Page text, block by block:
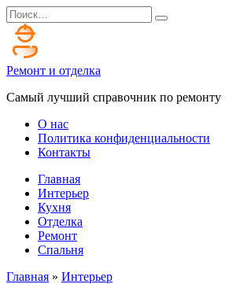
Перейти
к
содержанию
Search
for:
Ремонт и отделка
Самый лучший справочник по ремонту
О нас
Политика конфиденциальности
Контакты
Главная
Интерьер
Кухня
Отделка
Ремонт
Спальня
Главная » Интерьер